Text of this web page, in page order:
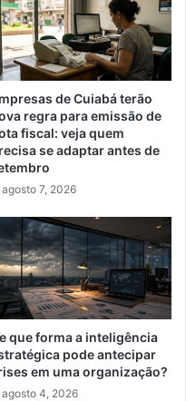
de Cuiabá terão
regra para emissão de
fiscal: veja quem
se adaptar antes de
agosto 7, 2026
que forma a inteligência
pode antecipar
em uma organização?
agosto 4, 2026